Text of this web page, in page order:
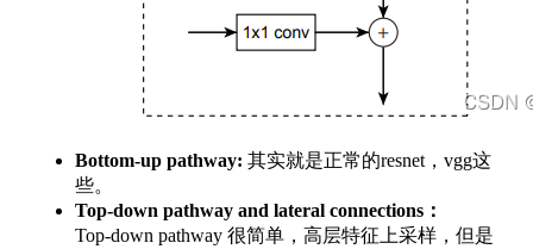
Bottom-up pathway: 其实就是正常的resnet，vgg这
些。
Top-down pathway and lateral connections：
Top-down pathway 很简单，高层特征上采样，但是